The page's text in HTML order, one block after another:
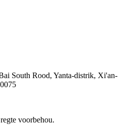
South Rood, Yanta-distrik, Xi'an-
voorbehou.